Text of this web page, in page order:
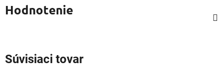
Hodnotenie
Súvisiaci tovar